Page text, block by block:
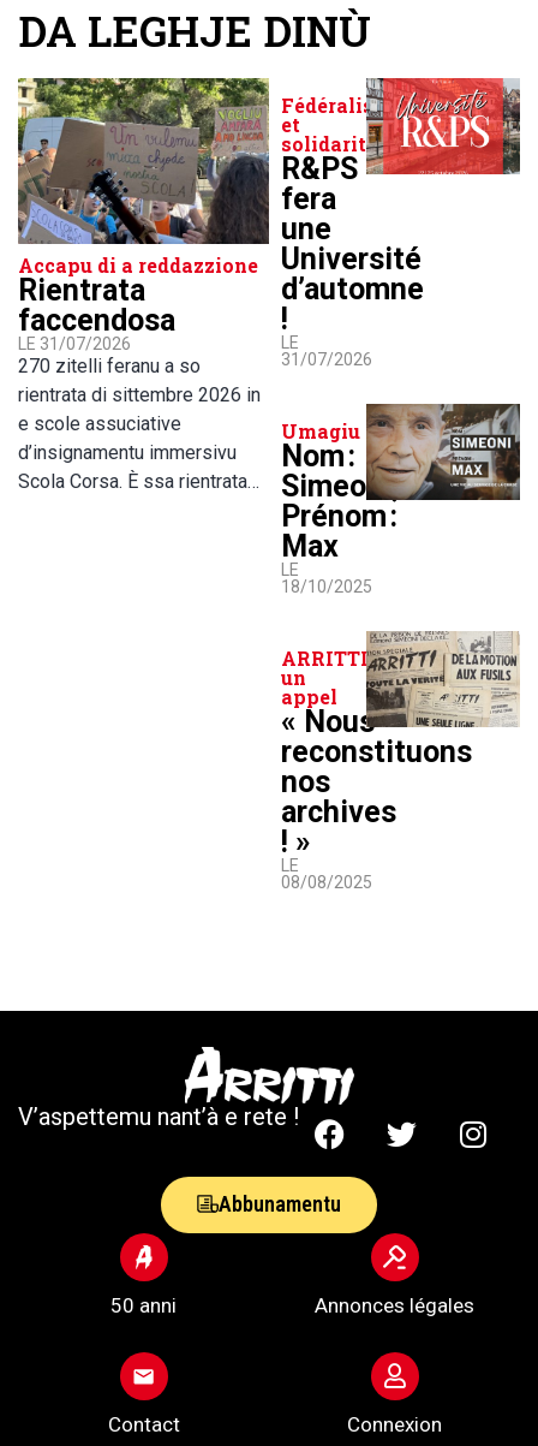
DA LEGHJE DINÙ
Accapu di a reddazzione
Rientrata
faccendosa
LE 31/07/2026
270 zitelli feranu a so
rientrata di sittembre 2026 in
e scole assuciative
d’insignamentu immersivu
Scola Corsa. È ssa rientrata…
Fédéralisme
et
solidarité
R&PS
fera
une
Université
d’automne
!
LE
31/07/2026
Umagiu
Nom :
Simeoni,
Prénom :
Max
LE
18/10/2025
ARRITTI lance
un
appel
« Nous
reconstituons
nos
archives
! »
LE
08/08/2025
V’aspettemu nant’à e rete !
50 anni Annonces légales
Contact Connexion
Abbunamentu